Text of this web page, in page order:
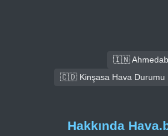
🇮🇳
🇨🇩 Kinşasa Hava Durumu
Hakkında